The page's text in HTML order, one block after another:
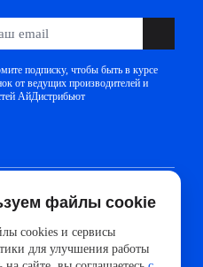
подписку, чтобы быть в курсе
от ведущих производителей и
АйДистрибьют
Сделано с 🧠 вUNITEDCODERS
файлы cookie
cookies и сервисы
для улучшения работы